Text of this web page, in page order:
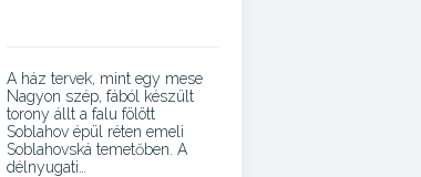
A ház tervek, mint egy mese
Nagyon szép, fából készült
torony állt a falu fölött
Soblahov épül réten emeli
Soblahovská temetőben. A
délnyugati…